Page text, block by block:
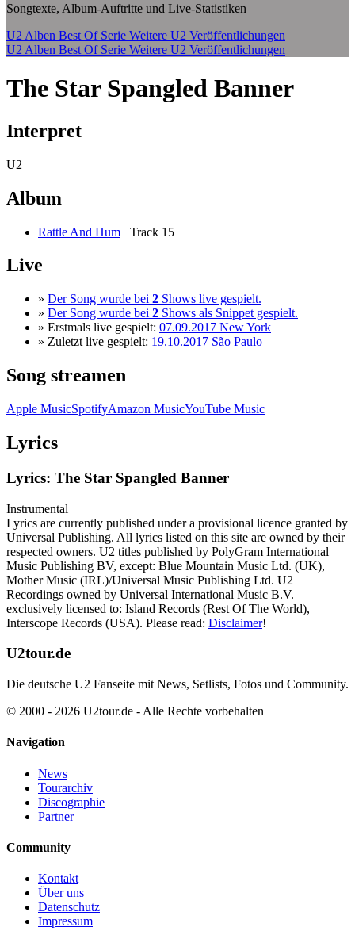
Songtexte, Album-Auftritte und Live-Statistiken
U2 Alben Best Of Serie Weitere U2 Veröffentlichungen
U2 Alben Best Of Serie Weitere U2 Veröffentlichungen
The Star Spangled Banner
Interpret
U2
Album
Rattle And Hum Track 15
Live
» Der Song wurde bei 2 Shows live gespielt.
» Der Song wurde bei 2 Shows als Snippet gespielt.
» Erstmals live gespielt: 07.09.2017 New York
» Zuletzt live gespielt: 19.10.2017 São Paulo
Song streamen
Apple MusicSpotifyAmazon MusicYouTube Music
Lyrics
Lyrics: The Star Spangled Banner
Instrumental
Lyrics are currently published under a provisional licence granted by
Universal Publishing. All lyrics listed on this site are owned by their
respected owners. U2 titles published by PolyGram International
Music Publishing BV, except: Blue Mountain Music Ltd. (UK),
Mother Music (IRL)/Universal Music Publishing Ltd. U2
Recordings owned by Universal International Music B.V.
exclusively licensed to: Island Records (Rest Of The World),
Interscope Records (USA). Please read: Disclaimer!
U2tour.de
Die deutsche U2 Fanseite mit News, Setlists, Fotos und Community.
© 2000 - 2026 U2tour.de - Alle Rechte vorbehalten
Navigation
News
Tourarchiv
Discographie
Partner
Community
Kontakt
Über uns
Datenschutz
Impressum